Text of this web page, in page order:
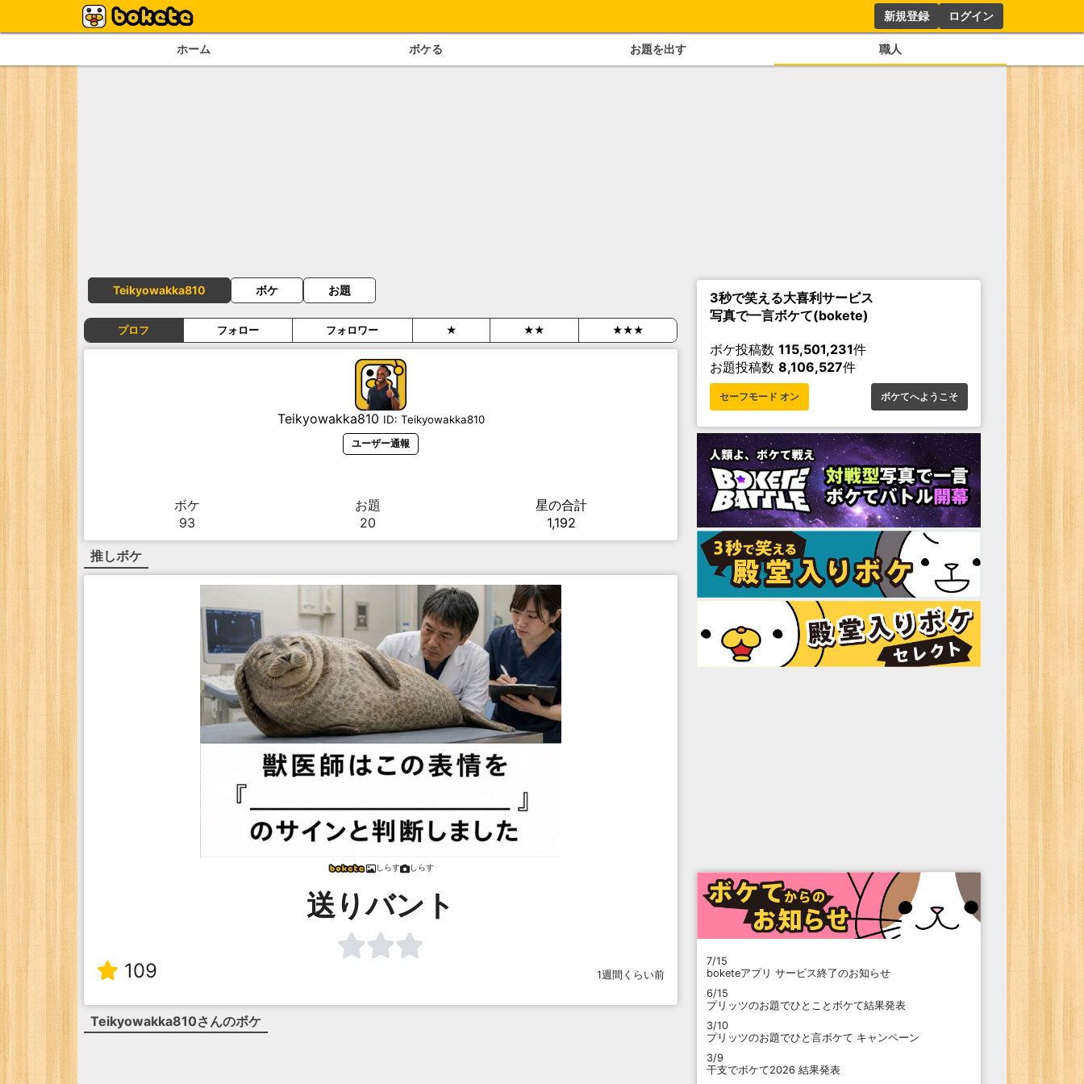
新規登録 ログイン
ホーム ボケる お題を出す 職人
Teikyowakka810 ボケ お題
プロフ フォロー フォロワー ★ ★★ ★★★
Teikyowakka810 ID: Teikyowakka810
ユーザー通報
ボケ
93
お題
20
星の合計
1,192
推しボケ
しらす しらす
送りバント
109 1週間くらい前
Teikyowakka810さんのボケ
3秒で笑える大喜利サービス
写真で一言ボケて(bokete)
ボケ投稿数 115,501,231件
お題投稿数 8,106,527件
セーフモード オン ボケてへようこそ
7/15
boketeアプリ サービス終了のお知らせ
6/15
プリッツのお題でひとことボケて結果発表
3/10
プリッツのお題でひと言ボケて キャンペーン
3/9
干支でボケて2026 結果発表